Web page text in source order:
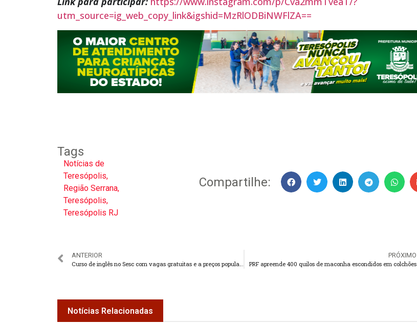
utm_source=ig_web_copy_link&igshid=MzRlODBiNWFlZA==
Tags
Notícias de
Teresópolis,
Região Serrana,
Teresópolis,
Teresópolis RJ
Compartilhe:
ANTERIOR
PRÓXIMO
PRF apreende 400 quilos de maconha escondidos em colchões
Notícias Relacionadas